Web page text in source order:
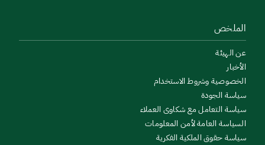
الملخص
عن الهيئة
الأخبار
الخصوصية وشروط الاستخدام
سياسة الجودة
سياسة التعامل مع شكاوى العملاء
السياسة العامة لأمن المعلومات
سياسة حقوق الملكية الفكرية